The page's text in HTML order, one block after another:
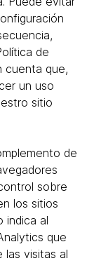
de
cuenta que,
un uso
sitio
de
sobre
los sitios
indica al
que
las visitas al